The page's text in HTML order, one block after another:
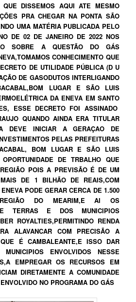
DISSEMOS AQUI ATE MESMO
PRA CHEGAR NA PONTA SÃO
UMA MATÉRIA PUBLICADA PELO
DE 02 DE JANEIRO DE 2022 NOS
SOBRE A QUESTÃO DO GÁS
CONHECIMENTO QUE
DE UTILIDADE PÚBLICA (D U
DE GASODUTOS INTERLIGANDO
LUGAR E SÃO LUIS
DA ENEVA EM SANTO
ESSE DECRETO FOI ASSINADO
QUANDO AINDA ERA TITULAR
DEVE INICIAR A GERAÇAO DE
PELAS PREFEITURAS
BOM LUGAR E SÃO LUIS
DE TRBALHO QUE
POIS A PREVISÃO É DE UM
DE 1 BILHÃO DE REAIS,COM
PODE GERAR CERCA DE 1.500
DO MEARIM,E AI OS
TERRAS E DOS MUNICIPIOS
ROYALTIES,PERMITINDO RENDA
ALAVANCAR COM PRECISÃO A
É CAMBALEANTE,E ISSO DAR
ENVOLVIDOS NESSE
EMPREGAR OS RECURSOS EM
DIRETAMENTE A COMUNIDADE
NO PROGRAMA DO GÁS